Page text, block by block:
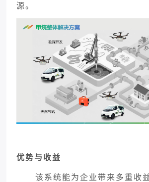
源。
优势与收益
该系统能为企业带来多重收